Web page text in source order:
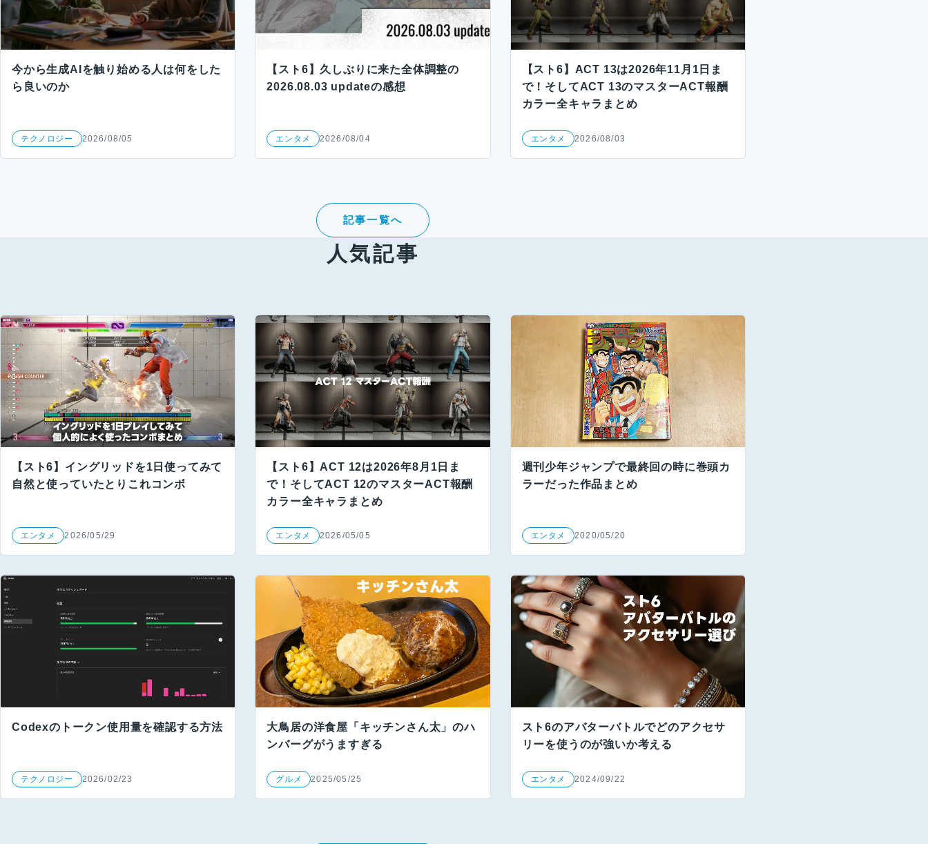
今から生成AIを触り始める人は何をした
ら良いのか
テクノロジー 2026/08/05
【スト6】久しぶりに来た全体調整の
2026.08.03 updateの感想
エンタメ 2026/08/04
【スト6】ACT 13は2026年11月1日ま
で！そしてACT 13のマスターACT報酬
カラー全キャラまとめ
エンタメ 2026/08/03
記事一覧へ
人気記事
【スト6】イングリッドを1日使ってみて
自然と使っていたとりこれコンボ
エンタメ 2026/05/29
【スト6】ACT 12は2026年8月1日ま
で！そしてACT 12のマスターACT報酬
カラー全キャラまとめ
エンタメ 2026/05/05
週刊少年ジャンプで最終回の時に巻頭カ
ラーだった作品まとめ
エンタメ 2020/05/20
Codexのトークン使用量を確認する方法
テクノロジー 2026/02/23
大鳥居の洋食屋「キッチンさん太」のハ
ンバーグがうますぎる
グルメ 2025/05/25
スト6のアバターバトルでどのアクセサ
リーを使うのが強いか考える
エンタメ 2024/09/22